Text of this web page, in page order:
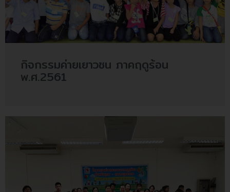
กิจกรรมค่ายเยาวชน ภาคฤดูร้อน
พ.ศ.2561